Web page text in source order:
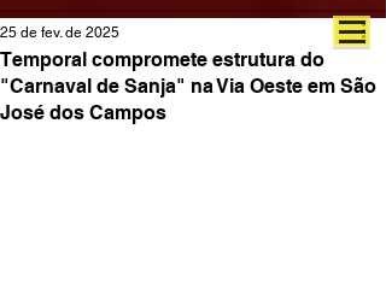
Temporal compromete estrutura do
"Carnaval de Sanja" na Via Oeste em São
José dos Campos
25 de fev. de 2025